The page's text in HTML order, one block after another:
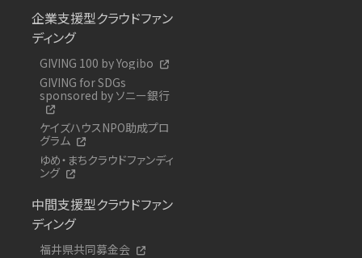
企業支援型クラウドファン
ディング
GIVING 100 by Yogibo
GIVING for SDGs
sponsored by ソニー銀行
ケイズハウスNPO助成プロ
グラム
ゆめ・まちクラウドファンディ
ング
中間支援型クラウドファン
ディング
福井県共同募金会